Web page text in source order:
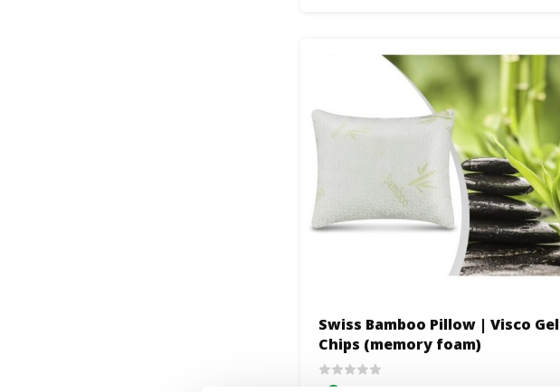
Swiss Bamboo Pillow | Visco Gel
Chips (memory foam)